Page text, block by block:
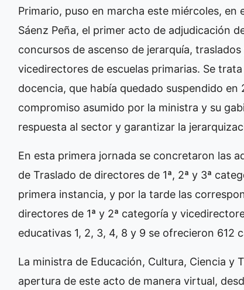
Primario, puso en marcha este miércoles, en
Sáenz Peña, el primer acto de adjudicación
concursos de ascenso de jerarquía,
vicedirectores de escuelas primarias. Se
docencia, que había quedado suspendido
compromiso asumido por la ministra y su
respuesta al sector y garantizar la
En esta primera jornada se concretaron las
de Traslado de directores de 1ª, 2ª y 3ª
primera instancia, y por la tarde las
directores de 1ª y 2ª categoría y
educativas 1, 2, 3, 4, 8 y 9 se ofrecieron 612
La ministra de Educación, Cultura, Ciencia y
apertura de este acto de manera virtual,